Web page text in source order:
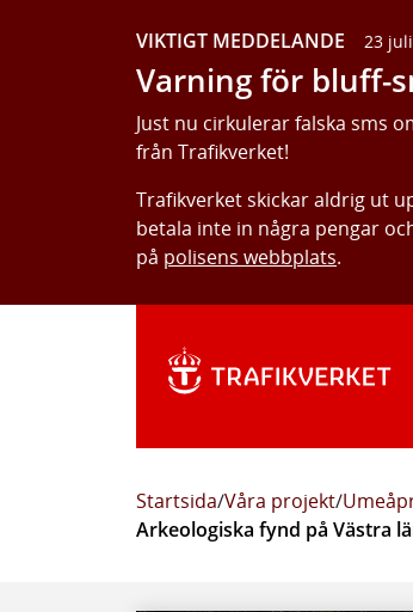
VIKTIGT MEDDELANDE 23
Varning för bluff-
Just nu cirkulerar falska sms
från Trafikverket!
Trafikverket skickar aldrig ut
betala inte in några pengar
på polisens webbplats.
Startsida/Våra projekt/
Arkeologiska fynd på Västra